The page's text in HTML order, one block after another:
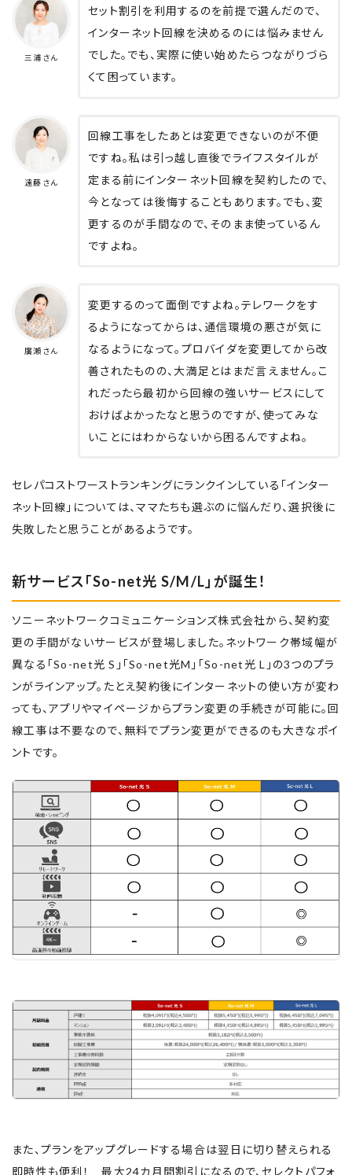
三浦さん
セット割引を利用するのを前提で選んだので、
インターネット回線を決めるのには悩みません
でした。でも、実際に使い始めたらつながりづら
くて困っています。
遠藤さん
回線工事をしたあとは変更できないのが不便
ですね。私は引っ越し直後でライフスタイルが
定まる前にインターネット回線を契約したので、
今となっては後悔することもあります。でも、変
更するのが手間なので、そのまま使っているん
ですよね。
廣瀬さん
変更するのって面倒ですよね。テレワークをす
るようになってからは、通信環境の悪さが気に
なるようになって。プロバイダを変更してから改
善されたものの、大満足とはまだ言えません。こ
れだったら最初から回線の強いサービスにして
おけばよかったなと思うのですが、使ってみな
いことにはわからないから困るんですよね。
セレパコストワーストランキングにランクインしている「インター
ネット回線」については、ママたちも選ぶのに悩んだり、選択後に
失敗したと思うことがあるようです。
新サービス「So-net光 S/M/L」が誕生！
ソニーネットワークコミュニケーションズ株式会社から、契約変
更の手間がないサービスが登場しました。ネットワーク帯域幅が
異なる「So-net光 S」「So-net光M」「So-net光 L」の3つのプラ
ンがラインアップ。たとえ契約後にインターネットの使い方が変わ
っても、アプリやマイページからプラン変更の手続きが可能に。回
線工事は不要なので、無料でプラン変更ができるのも大きなポイ
ントです。
また、プランをアップグレードする場合は翌日に切り替えられる
即時性も便利！ 最大24カ月間割引になるので、セレクトパフォ